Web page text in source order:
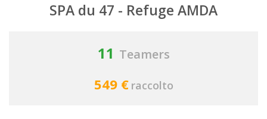
SPA du 47 - Refuge AMDA
11 Teamers
549 € raccolto